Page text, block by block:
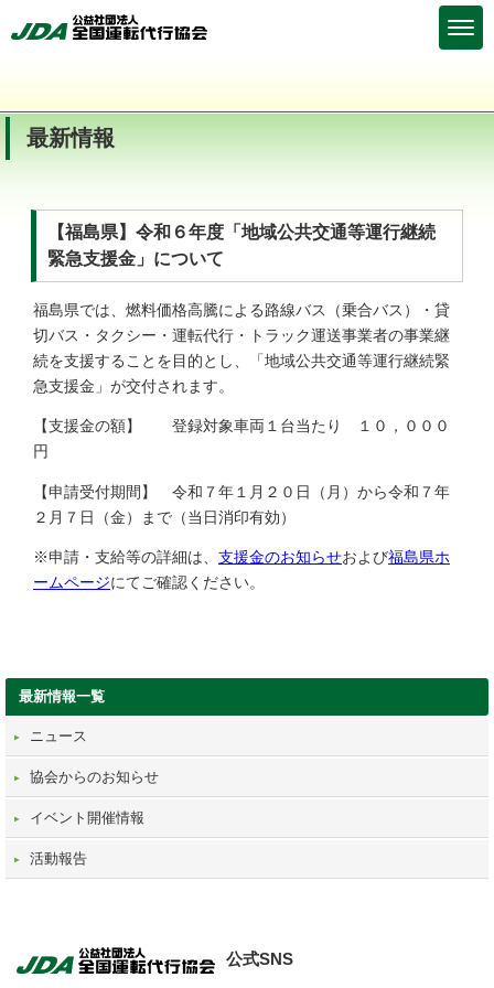
最新情報
【福島県】令和６年度「地域公共交通等運行継続
緊急支援金」について
福島県では、燃料価格高騰による路線バス（乗合バス）・貸
切バス・タクシー・運転代行・トラック運送事業者の事業継
続を支援することを目的とし、「地域公共交通等運行継続緊
急支援金」が交付されます。
【支援金の額】 登録対象車両１台当たり １０，０００
円
【申請受付期間】 令和７年１月２０日（月）から令和７年
２月７日（金）まで（当日消印有効）
※申請・支給等の詳細は、 支援金のお知らせおよび福島県ホ
ームページにてご確認ください。
最新情報一覧
ニュース
協会からのお知らせ
イベント開催情報
活動報告
公式SNS